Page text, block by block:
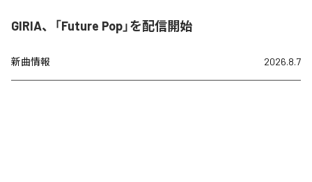
GIRIA、「Future Pop」を配信開始
新曲情報 2026.8.7